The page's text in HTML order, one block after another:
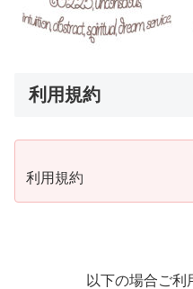
利用規約
利用規約
以下の場合ご利